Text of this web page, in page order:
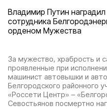
Владимир Путин наградил
сотрудника
орденом Мужества
За мужество, храбрость и
проявленные при
машинист автовышки и
Белгородского районного
«Россети Центр» –
Севостьянов посмертно